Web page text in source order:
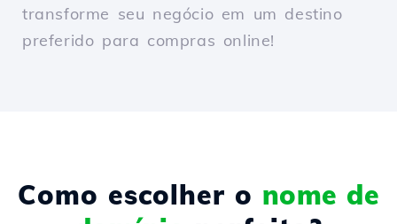
transforme seu negócio em um destino
preferido para compras online!
Como escolher o nome de